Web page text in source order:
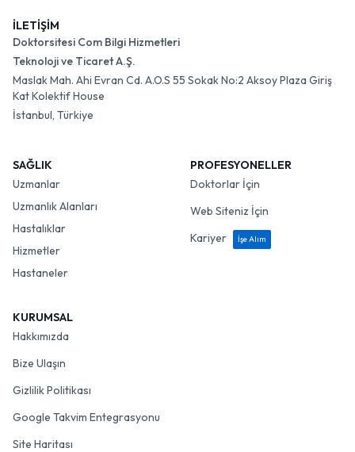
İLETİŞİM
Doktorsitesi Com Bilgi Hizmetleri
Teknoloji ve Ticaret A.Ş.
Maslak Mah. Ahi Evran Cd. A.O.S 55 Sokak No:2 Aksoy Plaza Giriş
Kat Kolektif House
İstanbul, Türkiye
SAĞLIK
Uzmanlar
Uzmanlık Alanları
Hastalıklar
Hizmetler
Hastaneler
PROFESYONELLER
Doktorlar İçin
Web Siteniz İçin
Kariyer
İşe Alım
KURUMSAL
Hakkımızda
Bize Ulaşın
Gizlilik Politikası
Google Takvim Entegrasyonu
Site Haritası